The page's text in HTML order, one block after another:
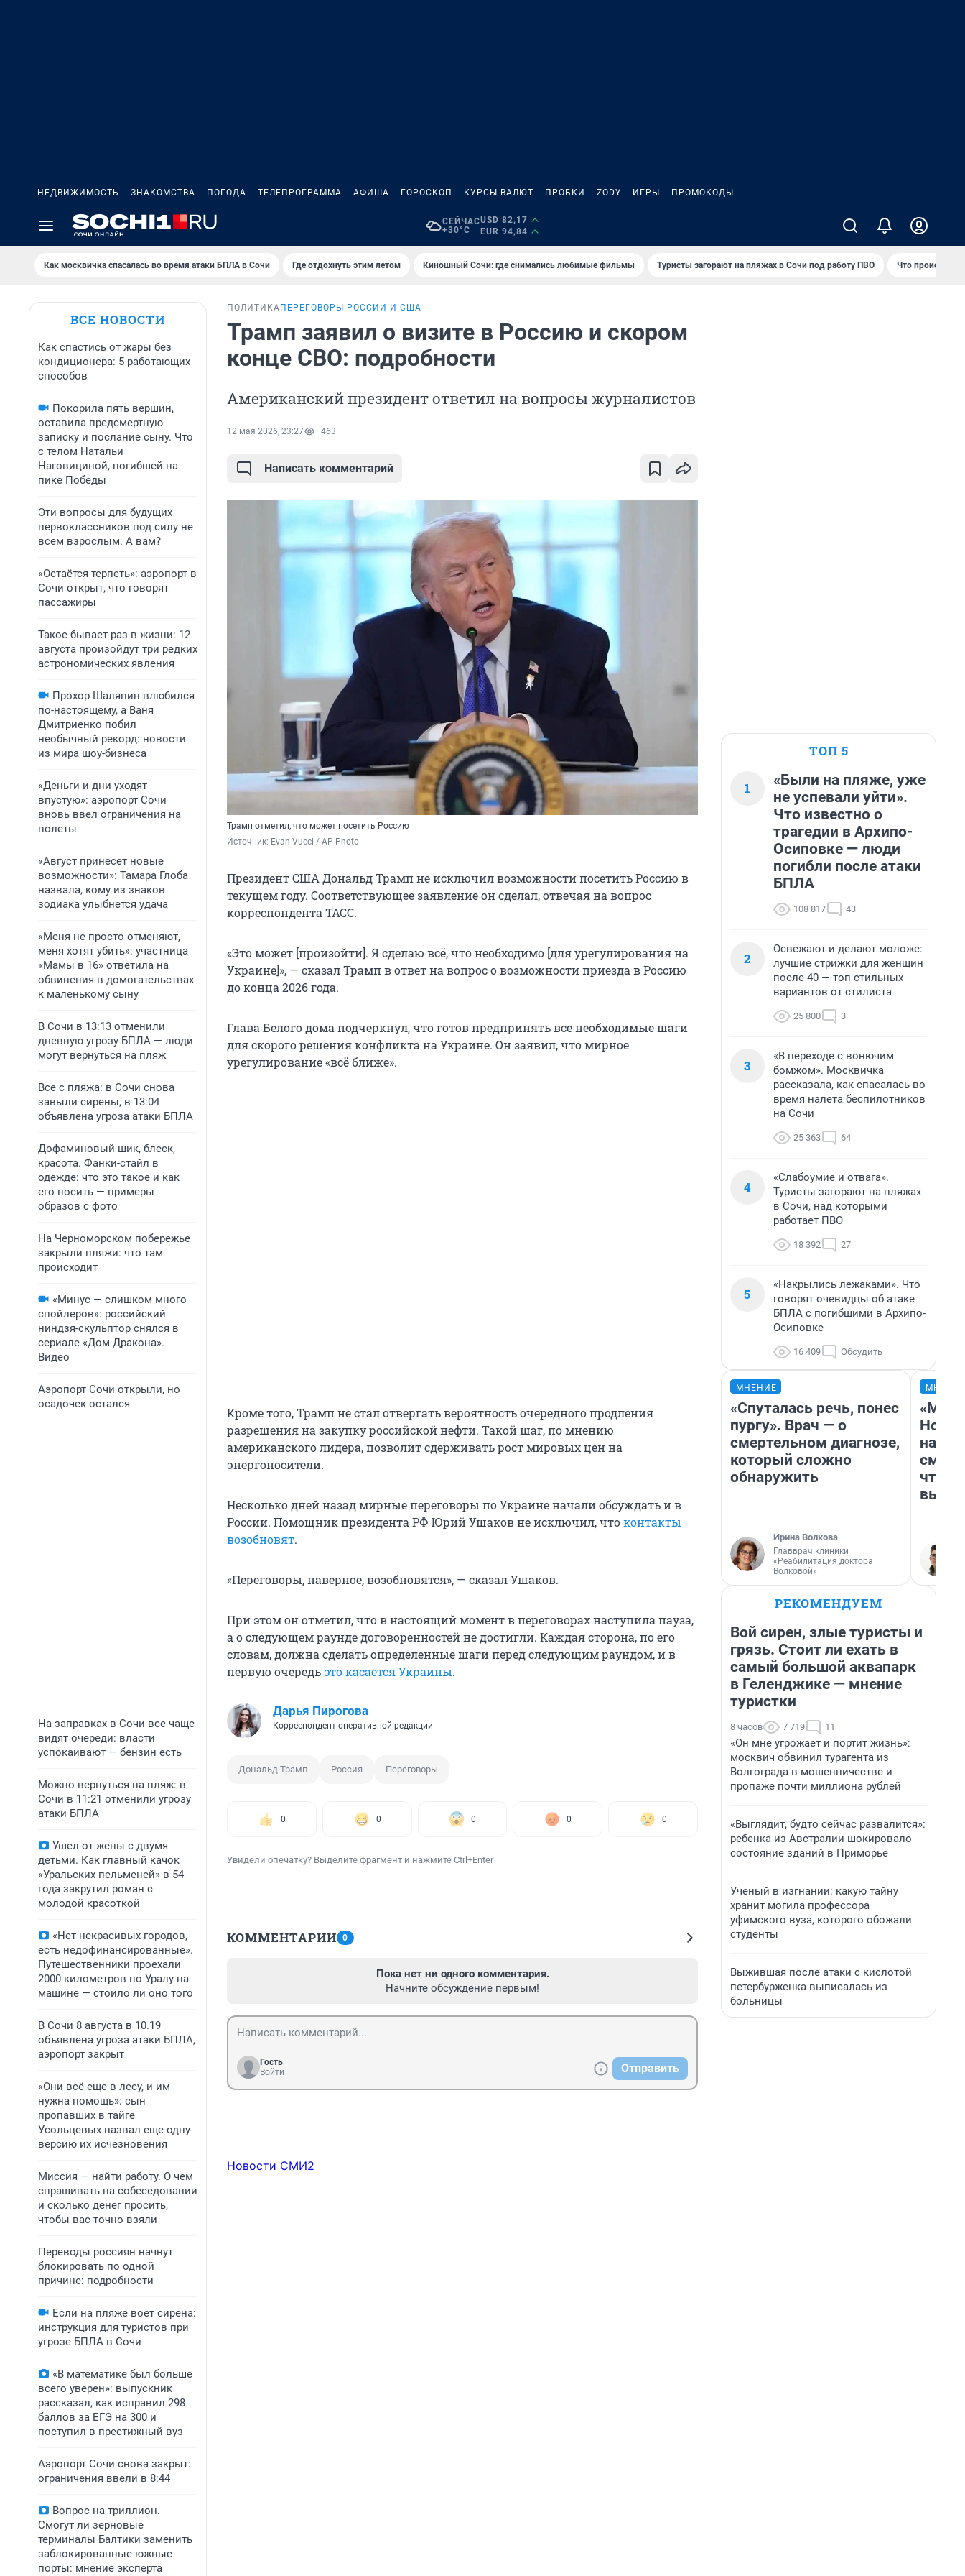
НЕДВИЖИМОСТЬ ЗНАКОМСТВА ПОГОДА ТЕЛЕПРОГРАММА АФИША ГОРОСКОП КУРСЫ ВАЛЮТ ПРОБКИ ZODY ИГРЫ ПРОМОКОДЫ
СЕЙЧАС
+30°C
USD 82,17
EUR 94,84
Как москвичка спасалась во время атаки БПЛА в Сочи Где отдохнуть этим летом Киношный Сочи: где снимались любимые фильмы Туристы загорают на пляжах в Сочи под работу ПВО Что происходит
ВСЕ НОВОСТИ
Как спастись от жары без
кондиционера: 5 работающих
способов
Покорила пять вершин,
оставила предсмертную
записку и послание сыну. Что
с телом Натальи
Наговициной, погибшей на
пике Победы
Эти вопросы для будущих
первоклассников под силу не
всем взрослым. А вам?
«Остаётся терпеть»: аэропорт в
Сочи открыт, что говорят
пассажиры
Такое бывает раз в жизни: 12
августа произойдут три редких
астрономических явления
Прохор Шаляпин влюбился
по-настоящему, а Ваня
Дмитриенко побил
необычный рекорд: новости
из мира шоу-бизнеса
«Деньги и дни уходят
впустую»: аэропорт Сочи
вновь ввел ограничения на
полеты
«Август принесет новые
возможности»: Тамара Глоба
назвала, кому из знаков
зодиака улыбнется удача
«Меня не просто отменяют,
меня хотят убить»: участница
«Мамы в 16» ответила на
обвинения в домогательствах
к маленькому сыну
В Сочи в 13:13 отменили
дневную угрозу БПЛА — люди
могут вернуться на пляж
Все с пляжа: в Сочи снова
завыли сирены, в 13:04
объявлена угроза атаки БПЛА
Дофаминовый шик, блеск,
красота. Фанки-стайл в
одежде: что это такое и как
его носить — примеры
образов с фото
На Черноморском побережье
закрыли пляжи: что там
происходит
«Минус — слишком много
спойлеров»: российский
ниндзя-скульптор снялся в
сериале «Дом Дракона».
Видео
Аэропорт Сочи открыли, но
осадочек остался
На заправках в Сочи все чаще
видят очереди: власти
успокаивают — бензин есть
Можно вернуться на пляж: в
Сочи в 11:21 отменили угрозу
атаки БПЛА
Ушел от жены с двумя
детьми. Как главный качок
«Уральских пельменей» в 54
года закрутил роман с
молодой красоткой
«Нет некрасивых городов,
есть недофинансированные».
Путешественники проехали
2000 километров по Уралу на
машине — стоило ли оно того
В Сочи 8 августа в 10.19
объявлена угроза атаки БПЛА,
аэропорт закрыт
«Они всё еще в лесу, и им
нужна помощь»: сын
пропавших в тайге
Усольцевых назвал еще одну
версию их исчезновения
Миссия — найти работу. О чем
спрашивать на собеседовании
и сколько денег просить,
чтобы вас точно взяли
Переводы россиян начнут
блокировать по одной
причине: подробности
Если на пляже воет сирена:
инструкция для туристов при
угрозе БПЛА в Сочи
«В математике был больше
всего уверен»: выпускник
рассказал, как исправил 298
баллов за ЕГЭ на 300 и
поступил в престижный вуз
Аэропорт Сочи снова закрыт:
ограничения ввели в 8:44
Вопрос на триллион.
Смогут ли зерновые
терминалы Балтики заменить
заблокированные южные
порты: мнение эксперта
ПОЛИТИКА ПЕРЕГОВОРЫ РОССИИ И США
Трамп заявил о визите в Россию и скором
конце СВО: подробности
Американский президент ответил на вопросы журналистов
12 мая 2026, 23:27 463
Написать комментарий
Трамп отметил, что может посетить Россию
Источник: Evan Vucci / AP Photo
Президент США Дональд Трамп не исключил возможности посетить Россию в
текущем году. Соответствующее заявление он сделал, отвечая на вопрос
корреспондента ТАСС.
«Это может [произойти]. Я сделаю всё, что необходимо [для урегулирования на
Украине]», — сказал Трамп в ответ на вопрос о возможности приезда в Россию
до конца 2026 года.
Глава Белого дома подчеркнул, что готов предпринять все необходимые шаги
для скорого решения конфликта на Украине. Он заявил, что мирное
урегулирование «всё ближе».
Кроме того, Трамп не стал отвергать вероятность очередного продления
разрешения на закупку российской нефти. Такой шаг, по мнению
американского лидера, позволит сдерживать рост мировых цен на
энергоносители.
Несколько дней назад мирные переговоры по Украине начали обсуждать и в
России. Помощник президента РФ Юрий Ушаков не исключил, чтоконтакты
возобновят.
«Переговоры, наверное, возобновятся», — сказал Ушаков.
При этом он отметил, что в настоящий момент в переговорах наступила пауза,
а о следующем раунде договоренностей не достигли. Каждая сторона, по его
словам, должна сделать определенные шаги перед следующим раундом, и в
первую очередьэто касается Украины.
Дарья Пирогова
Корреспондент оперативной редакции
Дональд Трамп Россия Переговоры
0 0 0 0 0
Увидели опечатку? Выделите фрагмент и нажмите Ctrl+Enter
КОММЕНТАРИИ 0
Пока нет ни одного комментария.
Начните обсуждение первым!
Гость
Войти
Отправить
Новости СМИ2
ТОП 5
1
«Были на пляже, уже
не успевали уйти».
Что известно о
трагедии в Архипо-
Осиповке — люди
погибли после атаки
БПЛА
108 817 43
2
Освежают и делают моложе:
лучшие стрижки для женщин
после 40 — топ стильных
вариантов от стилиста
25 800 3
3
«В переходе с вонючим
бомжом». Москвичка
рассказала, как спасалась во
время налета беспилотников
на Сочи
25 363 64
4
«Слабоумие и отвага».
Туристы загорают на пляжах
в Сочи, над которыми
работает ПВО
18 392 27
5
«Накрылись лежаками». Что
говорят очевидцы об атаке
БПЛА с погибшими в Архипо-
Осиповке
16 409 Обсудить
МНЕНИЕ
«Спуталась речь, понес
пургу». Врач — о
смертельном диагнозе,
который сложно
обнаружить
Ирина Волкова
Главврач клиники
«Реабилитация доктора
Волковой»
«Мы
РЕКОМЕНДУЕМ
Вой сирен, злые туристы и
грязь. Стоит ли ехать в
самый большой аквапарк
в Геленджике — мнение
туристки
8 часов 7 719 11
«Он мне угрожает и портит жизнь»:
москвич обвинил турагента из
Волгограда в мошенничестве и
пропаже почти миллиона рублей
«Выглядит, будто сейчас развалится»:
ребенка из Австралии шокировало
состояние зданий в Приморье
Ученый в изгнании: какую тайну
хранит могила профессора
уфимского вуза, которого обожали
студенты
Выжившая после атаки с кислотой
петербурженка выписалась из
больницы